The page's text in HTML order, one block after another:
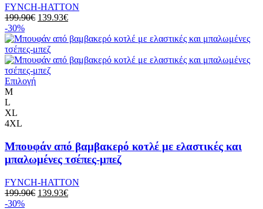
FYNCH-HATTON
199.90€ 139.93€
-30%
Επιλογή
M
L
XL
4XL
Μπουφάν από βαμβακερό κοτλέ με ελαστικές και
μπαλωμένες τσέπες-μπεζ
FYNCH-HATTON
199.90€ 139.93€
-30%